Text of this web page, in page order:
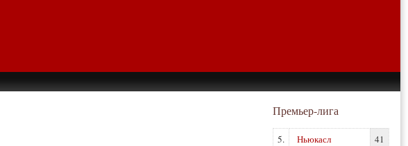
Премьер-лига
5. Ньюкасл
41